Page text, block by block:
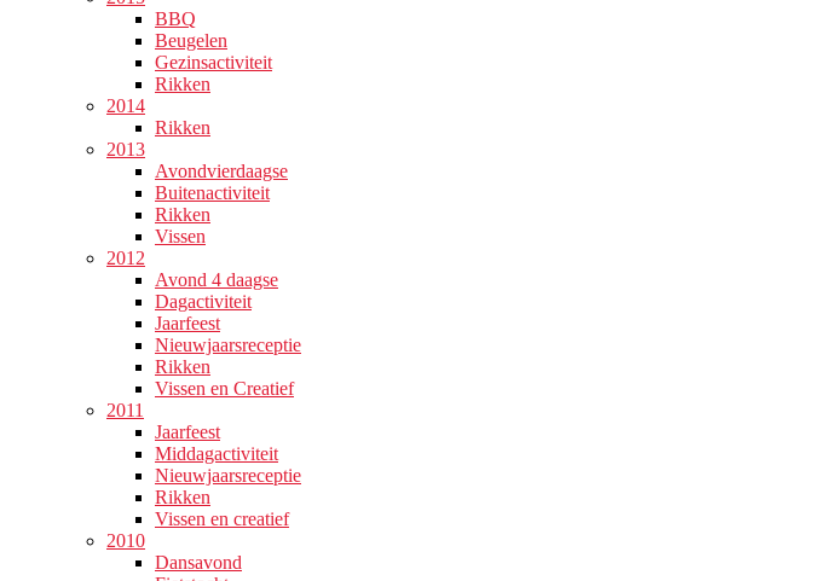
BBQ
Beugelen
Gezinsactiviteit
Rikken
2014
Rikken
2013
Avondvierdaagse
Buitenactiviteit
Rikken
Vissen
2012
Avond 4 daagse
Dagactiviteit
Jaarfeest
Nieuwjaarsreceptie
Rikken
Vissen en Creatief
2011
Jaarfeest
Middagactiviteit
Nieuwjaarsreceptie
Rikken
Vissen en creatief
2010
Dansavond